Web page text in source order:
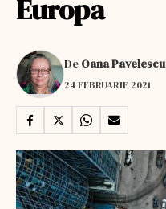
Europa
De Oana Pavelescu
24 FEBRUARIE 2021